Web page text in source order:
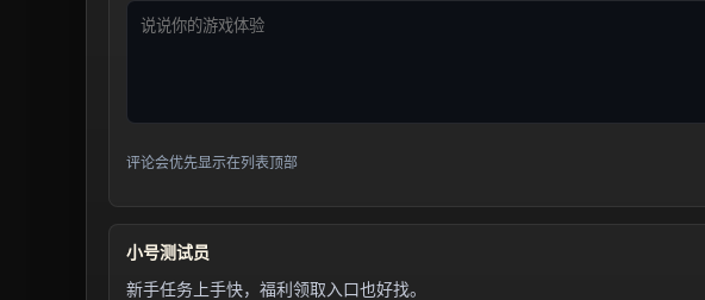
评论会优先显示在列表顶部
小号测试员
新手任务上手快，福利领取入口也好找。